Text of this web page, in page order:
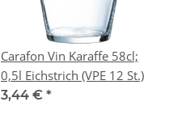
Carafon Vin Karaffe 58cl;
0,5l Eichstrich (VPE 12 St.)
3,44 € *